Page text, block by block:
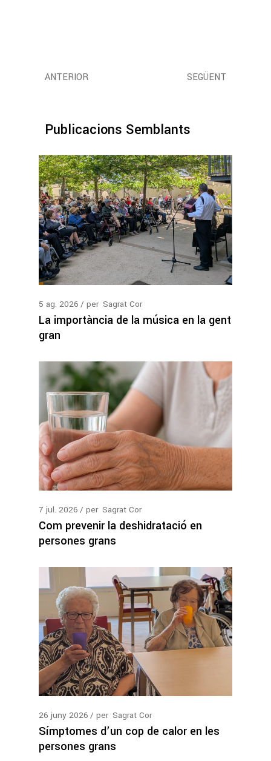
ANTERIOR SEGÜENT
Publicacions Semblants
5 ag. 2026 per Sagrat Cor
La importància de la música en la gent
gran
7 jul. 2026 per Sagrat Cor
Com prevenir la deshidratació en
persones grans
26 juny 2026 per Sagrat Cor
Símptomes d’un cop de calor en les
persones grans